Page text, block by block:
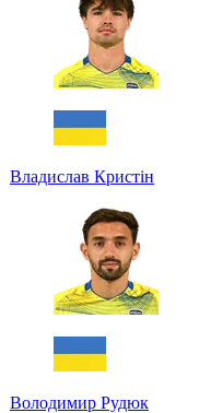
Владислав Кристін
Володимир Рудюк